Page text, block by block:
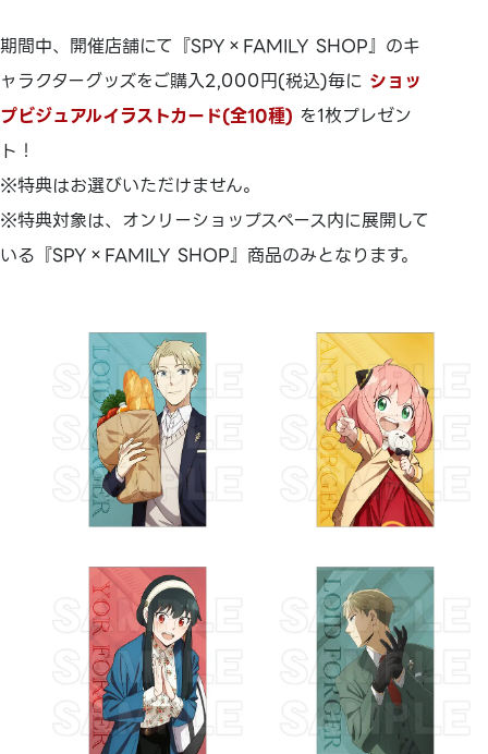
期間中、開催店舗にて『SPY×FAMILY SHOP』のキ
ャラクターグッズをご購入2,000円(税込)毎に ショッ
プビジュアルイラストカード(全10種) を1枚プレゼン
ト！
※特典はお選びいただけません。
※特典対象は、オンリーショップスペース内に展開して
いる『SPY×FAMILY SHOP』商品のみとなります。